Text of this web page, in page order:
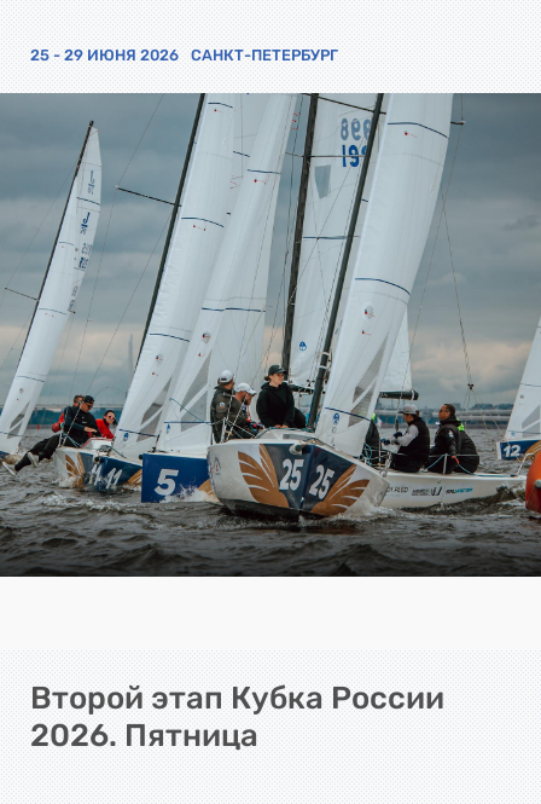
25 - 29 ИЮНЯ 2026 САНКТ-ПЕТЕРБУРГ
Второй этап Кубка России
2026. Пятница